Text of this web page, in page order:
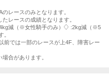
レースのみとなります。
レースの成績となります。
減（※女性騎手のみ）
:2kg減（※5
。
では一部のレースが上4F、障害レー
合があります。